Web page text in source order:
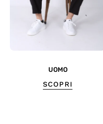
UOMO
SCOPRI